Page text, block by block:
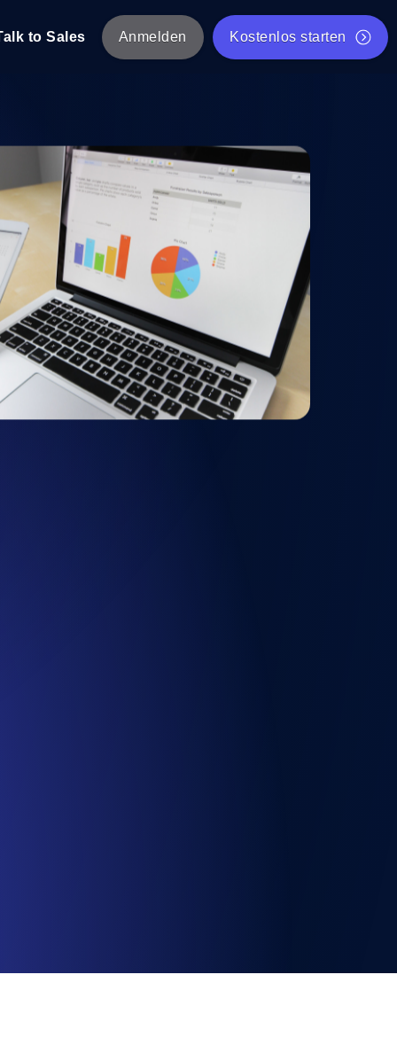
Analyse
Einblicke, die auf Ihren Tech-
Probes aus 25+ Standorten.
es tun.
APIs
und Funktionalität der API
Kostenloser Websitespeed-Test
Kostenloses Lasttest-Tool
Kostenloses JMeter Test Skript-Validierungstool
API-Statusprüfer
Core Web Vitals Checker
Liste kostenloser Web-Tools
to Sales Anmelden Kostenlos starten